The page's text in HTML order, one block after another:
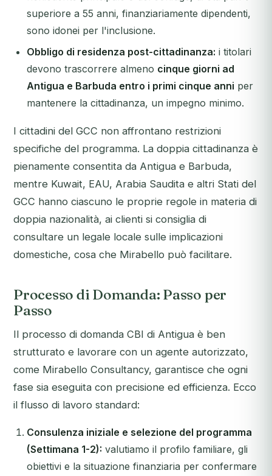
superiore a 55 anni, finanziariamente dipendenti,
sono idonei per l'inclusione.
Obbligo di residenza post-cittadinanza: i titolari
devono trascorrere almeno cinque giorni ad
Antigua e Barbuda entro i primi cinque anni per
mantenere la cittadinanza, un impegno minimo.
I cittadini del GCC non affrontano restrizioni
specifiche del programma. La doppia cittadinanza è
pienamente consentita da Antigua e Barbuda,
mentre Kuwait, EAU, Arabia Saudita e altri Stati del
GCC hanno ciascuno le proprie regole in materia di
doppia nazionalità, ai clienti si consiglia di
consultare un legale locale sulle implicazioni
domestiche, cosa che Mirabello può facilitare.
Processo di Domanda: Passo per
Passo
Il processo di domanda CBI di Antigua è ben
strutturato e lavorare con un agente autorizzato,
come Mirabello Consultancy, garantisce che ogni
fase sia eseguita con precisione ed efficienza. Ecco
il flusso di lavoro standard:
Consulenza iniziale e selezione del programma
(Settimana 1-2): valutiamo il profilo familiare, gli
obiettivi e la situazione finanziaria per confermare